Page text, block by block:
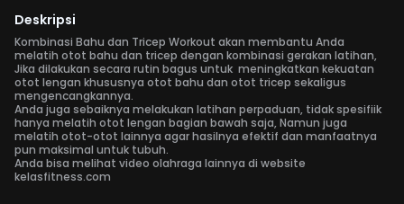
Deskripsi
Kombinasi Bahu dan Tricep Workout akan membantu Anda
melatih otot bahu dan tricep dengan kombinasi gerakan latihan,
Jika dilakukan secara rutin bagus untuk meningkatkan kekuatan
otot lengan khususnya otot bahu dan otot tricep sekaligus
mengencangkannya.
Anda juga sebaiknya melakukan latihan perpaduan, tidak spesifiik
hanya melatih otot lengan bagian bawah saja, Namun juga
melatih otot-otot lainnya agar hasilnya efektif dan manfaatnya
pun maksimal untuk tubuh.
Anda bisa melihat video olahraga lainnya di website
kelasfitness.com